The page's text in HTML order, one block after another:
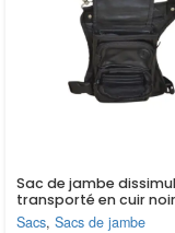
Sac de jambe
transporté en cuir
ceinture
Sacs, Sacs de jambe